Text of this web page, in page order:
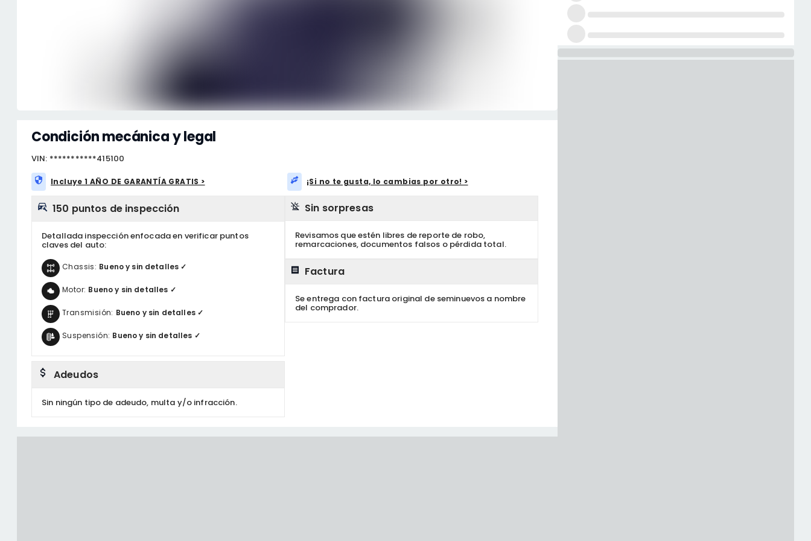
Condición mecánica y legal
VIN: ***********415100
Incluye 1 AÑO DE GARANTÍA GRATIS > ¡Si no te gusta, lo cambias por otro! >
150 puntos de inspección
Detallada inspección enfocada en verificar puntos
claves del auto:
Chassis: Bueno y sin detalles ✓
Motor: Bueno y sin detalles ✓
Transmisión: Bueno y sin detalles ✓
Suspensión: Bueno y sin detalles ✓
Adeudos
Sin ningún tipo de adeudo, multa y/o infracción.
Sin sorpresas
Revisamos que estén libres de reporte de robo,
remarcaciones, documentos falsos o pérdida total.
Factura
Se entrega con factura original de seminuevos a nombre
del comprador.